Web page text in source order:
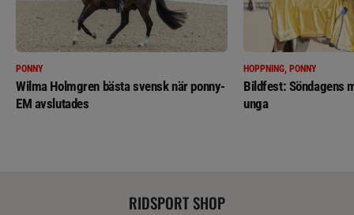
PONNY
Wilma Holmgren bästa svensk när ponny-
EM avslutades
HOPPNING, PONNY
Bildfest: Söndagens
unga
RIDSPORT SHOP